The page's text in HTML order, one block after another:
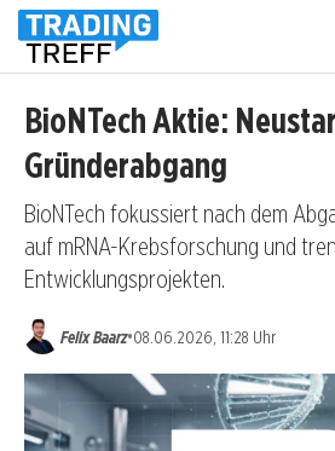
BioNTech Aktie:
Gründerabgang
BioNTech fokussiert nach dem
auf mRNA-Krebsforschung und
Entwicklungsprojekten.
Felix Baarz•08.06.2026, 11:28 Uhr